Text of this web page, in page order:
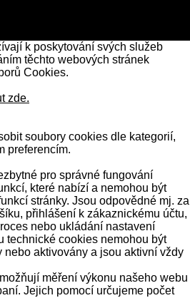
k poskytování svých služeb
těchto webových stránek
Cookies.
zde.
soubory cookies dle kategorií,
preferencím.
pro správné fungování
které nabízí a nemohou být
stránky. Jsou odpovědné mj. za
přihlášení k zákaznickému účtu,
nebo ukládání nastavení
technické cookies nemohou být
aktivovány a jsou aktivní vždy
měření výkonu našeho webu
Jejich pomocí určujeme počet